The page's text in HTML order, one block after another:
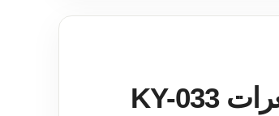
بناء روبوت يتبع خطاً باستخدام مستشعرات KY-033